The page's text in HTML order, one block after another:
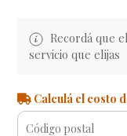
Recordá que
servicio que elijas
Calculá el costo